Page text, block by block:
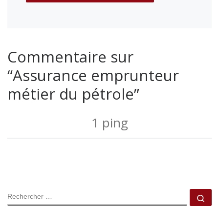
Commentaire sur
“Assurance emprunteur
métier du pétrole”
1 ping
RECHERCHER